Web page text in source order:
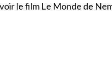
le film Le Monde de